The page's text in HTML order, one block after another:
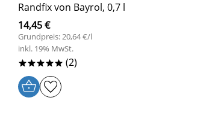
Randfix von Bayrol, 0,7 l
14,45 €
Grundpreis: 20,64 €/l
inkl. 19% MwSt.
***** (2)